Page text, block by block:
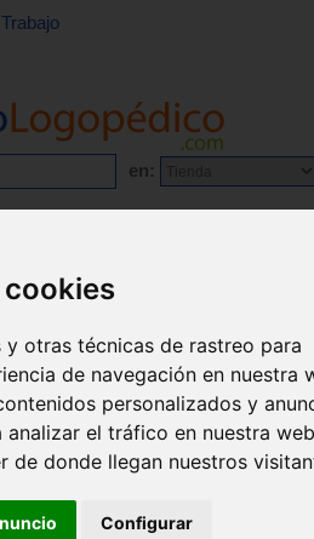
y otras técnicas de rastreo para
de navegación en nuestra
personalizados y
analizar el tráfico en nuestra
de donde llegan nuestros
Configurar
en: